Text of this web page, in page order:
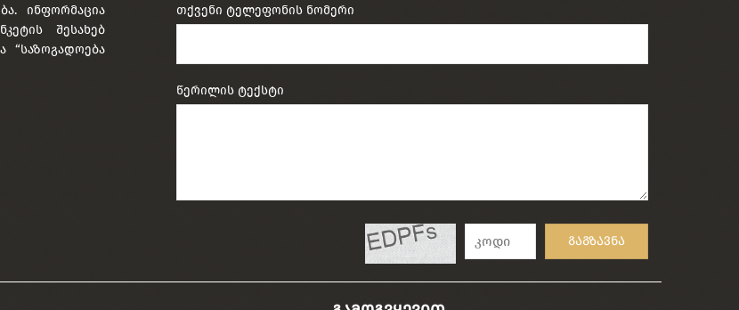
ინფორმაცია
შესახებ
“საზოგადოება
თქვენი ტელეფონის ნომერი
წერილის ტექსტი
გაგზავნა